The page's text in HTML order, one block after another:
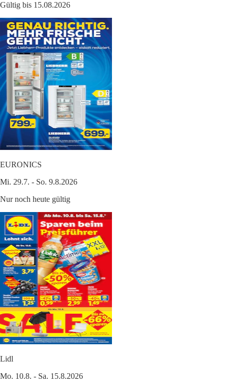
Gültig bis 15.08.2026
EURONICS
Mi. 29.7. - So. 9.8.2026
Nur noch heute gültig
Lidl
Mo. 10.8. - Sa. 15.8.2026